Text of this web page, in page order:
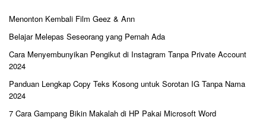
Menonton Kembali Film Geez & Ann
Belajar Melepas Seseorang yang Pernah Ada
Cara Menyembunyikan Pengikut di Instagram Tanpa Private Account
2024
Panduan Lengkap Copy Teks Kosong untuk Sorotan IG Tanpa Nama
2024
7 Cara Gampang Bikin Makalah di HP Pakai Microsoft Word